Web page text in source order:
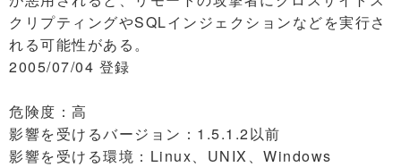
クリプティングやSQLインジェクションなどを実行さ
れる可能性がある。
2005/07/04 登録
危険度：高
影響を受けるバージョン：1.5.1.2以前
影響を受ける環境：Linux、UNIX、Windows